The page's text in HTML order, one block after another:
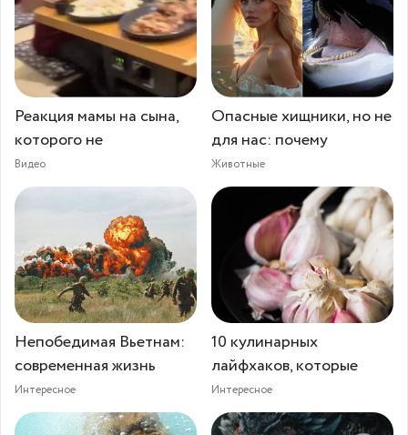
Реакция мамы на сына,
которого не
Видео
Опасные хищники, но не
для нас: почему
Животные
Непобедимая Вьетнам:
современная жизнь
Интересное
10 кулинарных
лайфхаков, которые
Интересное